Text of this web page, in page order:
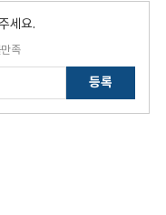
세요.
족
등록